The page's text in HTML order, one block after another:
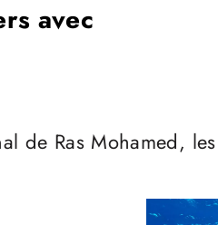
avec
de Ras Mohamed,